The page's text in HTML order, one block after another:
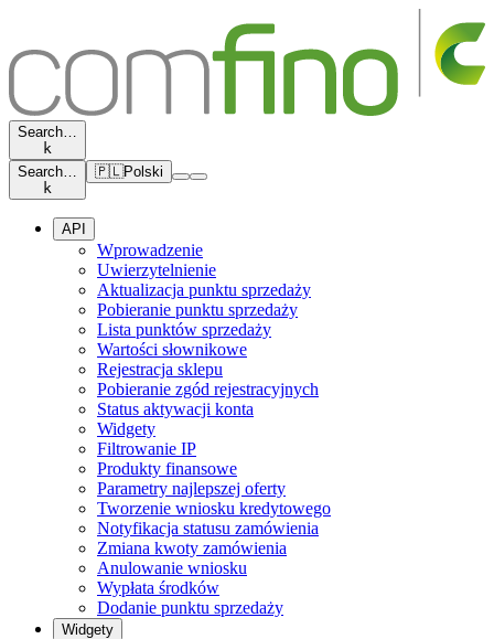
Search…
k
Search…
k
🇵🇱Polski
API
Wprowadzenie
Uwierzytelnienie
Aktualizacja punktu sprzedaży
Pobieranie punktu sprzedaży
Lista punktów sprzedaży
Wartości słownikowe
Rejestracja sklepu
Pobieranie zgód rejestracyjnych
Status aktywacji konta
Widgety
Filtrowanie IP
Produkty finansowe
Parametry najlepszej oferty
Tworzenie wniosku kredytowego
Notyfikacja statusu zamówienia
Zmiana kwoty zamówienia
Anulowanie wniosku
Wypłata środków
Dodanie punktu sprzedaży
Widgety